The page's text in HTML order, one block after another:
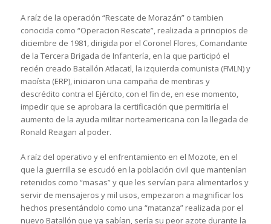
A raíz de la operación “Rescate de Morazán” o tambien
conocida como “Operacion Rescate”, realizada a principios de
diciembre de 1981, dirigida por el Coronel Flores, Comandante
de la Tercera Brigada de Infantería, en la que participó el
recién creado Batallón Atlacatl, la izquierda comunista (FMLN) y
maoísta (ERP), iniciaron una campaña de mentiras y
descrédito contra el Ejército, con el fin de, en ese momento,
impedir que se aprobara la certificación que permitiría el
aumento de la ayuda militar norteamericana con la llegada de
Ronald Reagan al poder.
A raíz del operativo y el enfrentamiento en el Mozote, en el
que la guerrilla se escudó en la población civil que mantenían
retenidos como “masas” y que les servían para alimentarlos y
servir de mensajeros y mil usos, empezaron a magnificar los
hechos presentándolo como una “matanza” realizada por el
nuevo Batallón que ya sabían, sería su peor azote durante la